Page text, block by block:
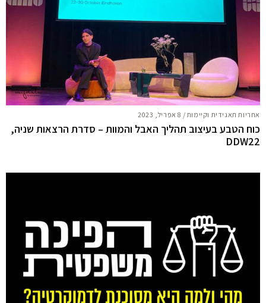
אחריות תאגידית וקיימות / 8 אפריל, 2023
כוח הטבע בעיצוב תהליך האבל והמוות – סדרת הרצאות שניה,
DDW22